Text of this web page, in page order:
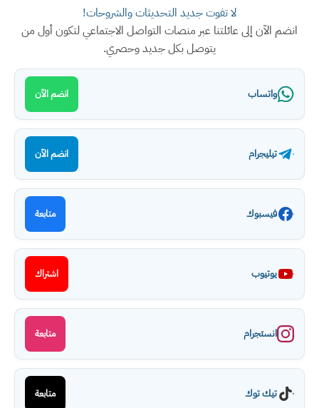
لا تفوت جديد التحديثات والشروحات!
انضم الآن إلى عائلتنا عبر منصات التواصل الاجتماعي لتكون أول من
يتوصل بكل جديد وحصري.
واتساب انضم الآن
تيليجرام انضم الآن
فيسبوك متابعة
يوتيوب اشتراك
انستجرام متابعة
تيك توك متابعة